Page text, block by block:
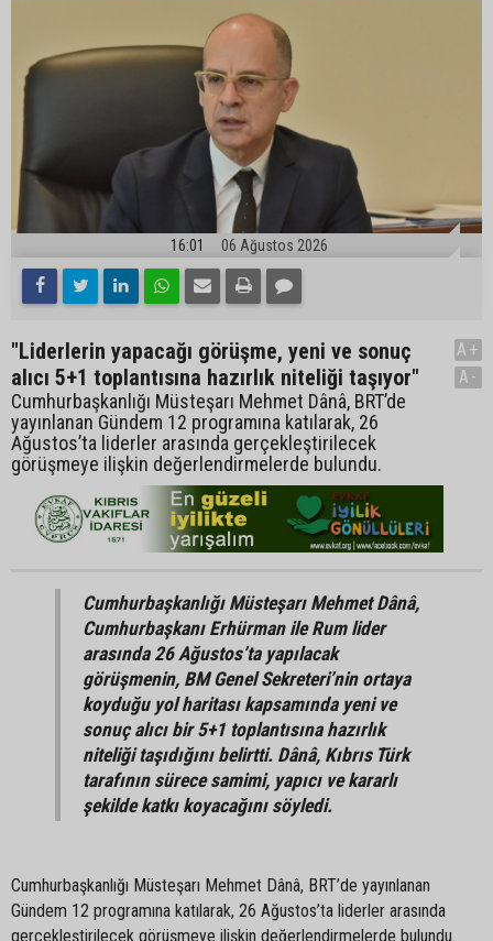
16:01 06 Ağustos 2026
"Liderlerin yapacağı görüşme, yeni ve sonuç
alıcı 5+1 toplantısına hazırlık niteliği taşıyor"
Cumhurbaşkanlığı Müsteşarı Mehmet Dânâ, BRT’de
yayınlanan Gündem 12 programına katılarak, 26
Ağustos’ta liderler arasında gerçekleştirilecek
görüşmeye ilişkin değerlendirmelerde bulundu.
A+
A-
Cumhurbaşkanlığı Müsteşarı Mehmet Dânâ,
Cumhurbaşkanı Erhürman ile Rum lider
arasında 26 Ağustos’ta yapılacak
görüşmenin, BM Genel Sekreteri’nin ortaya
koyduğu yol haritası kapsamında yeni ve
sonuç alıcı bir 5+1 toplantısına hazırlık
niteliği taşıdığını belirtti. Dânâ, Kıbrıs Türk
tarafının sürece samimi, yapıcı ve kararlı
şekilde katkı koyacağını söyledi.
Cumhurbaşkanlığı Müsteşarı Mehmet Dânâ, BRT’de yayınlanan
Gündem 12 programına katılarak, 26 Ağustos’ta liderler arasında
gerçekleştirilecek görüşmeye ilişkin değerlendirmelerde bulundu.